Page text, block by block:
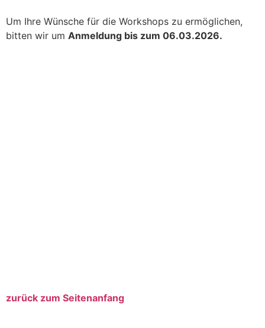
Um Ihre Wünsche für die Workshops zu ermöglichen,
bitten wir um Anmeldung bis zum 06.03.2026.
zurück zum Seitenanfang